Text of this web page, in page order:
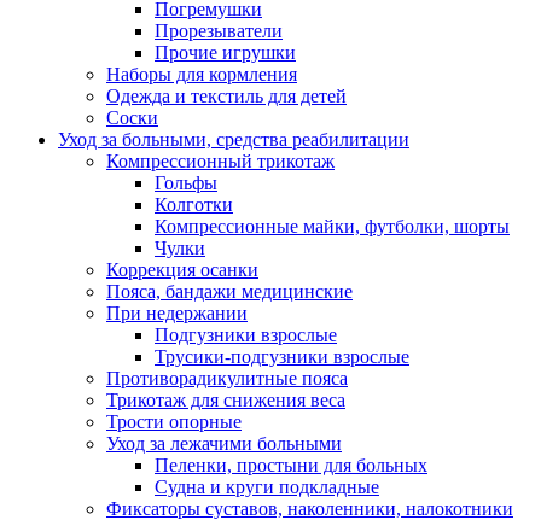
Погремушки
Прорезыватели
Прочие игрушки
Наборы для кормления
Одежда и текстиль для детей
Соски
Уход за больными, средства реабилитации
Компрессионный трикотаж
Гольфы
Колготки
Компрессионные майки, футболки, шорты
Чулки
Коррекция осанки
Пояса, бандажи медицинские
При недержании
Подгузники взрослые
Трусики-подгузники взрослые
Противорадикулитные пояса
Трикотаж для снижения веса
Трости опорные
Уход за лежачими больными
Пеленки, простыни для больных
Судна и круги подкладные
Фиксаторы суставов, наколенники, налокотники